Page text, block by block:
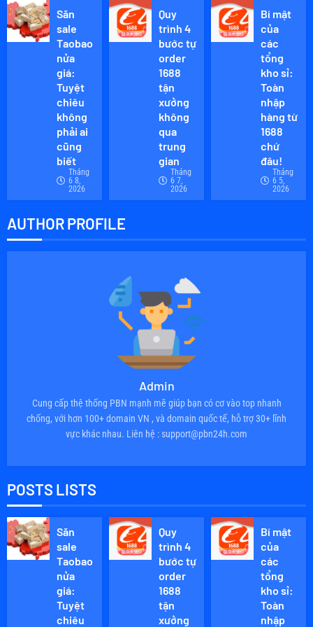
Săn
sale
Taobao
nửa
giá:
Tuyệt
chiêu
không
phải ai
cũng
biết
Tháng
6 8,
2026
Quy
trình 4
bước tự
order
1688
tận
xưởng
không
qua
trung
gian
Tháng
6 7,
2026
Bí mật
của
các
tổng
kho sỉ:
Toàn
nhập
hàng từ
1688
chứ
đâu!
Tháng
6 5,
2026
AUTHOR PROFILE
Admin
Cung cấp thệ thống PBN mạnh mẽ giúp bạn có cơ vào top nhanh
chống, với hơn 100+ domain VN , và domain quốc tế, hỗ trợ 30+ lĩnh
vực khác nhau. Liên hệ : support@pbn24h.com
POSTS LISTS
Săn
sale
Taobao
nửa
giá:
Tuyệt
chiêu
Quy
trình 4
bước tự
order
1688
tận
xưởng
Bí mật
của
các
tổng
kho sỉ:
Toàn
nhập